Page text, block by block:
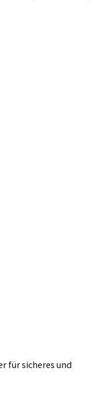
für sicheres und